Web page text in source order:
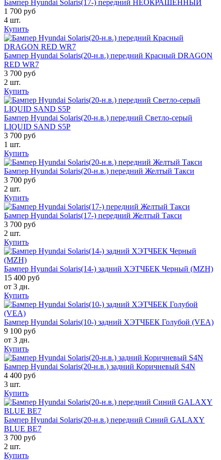
Бампер Hyundai Solaris(17-) передний НЕОКРАШЕННЫЙ
1 700 руб
4 шт.
Купить
Бампер Hyundai Solaris(20-н.в.) передний Красный DRAGON
RED WR7
3 700 руб
2 шт.
Купить
Бампер Hyundai Solaris(20-н.в.) передний Светло-серый
LIQUID SAND S5P
3 700 руб
1 шт.
Купить
Бампер Hyundai Solaris(20-н.в.) передний Желтый Такси
3 700 руб
2 шт.
Купить
Бампер Hyundai Solaris(17-) передний Желтый Такси
3 700 руб
2 шт.
Купить
Бампер Hyundai Solaris(14-) задний ХЭТЧБЕК Черный (MZH)
15 400 руб
от 3 дн.
Купить
Бампер Hyundai Solaris(10-) задний ХЭТЧБЕК Голубой (VEA)
9 100 руб
от 3 дн.
Купить
Бампер Hyundai Solaris(20-н.в.) задний Коричневый S4N
4 400 руб
3 шт.
Купить
Бампер Hyundai Solaris(20-н.в.) передний Синий GALAXY
BLUE BE7
3 700 руб
2 шт.
Купить